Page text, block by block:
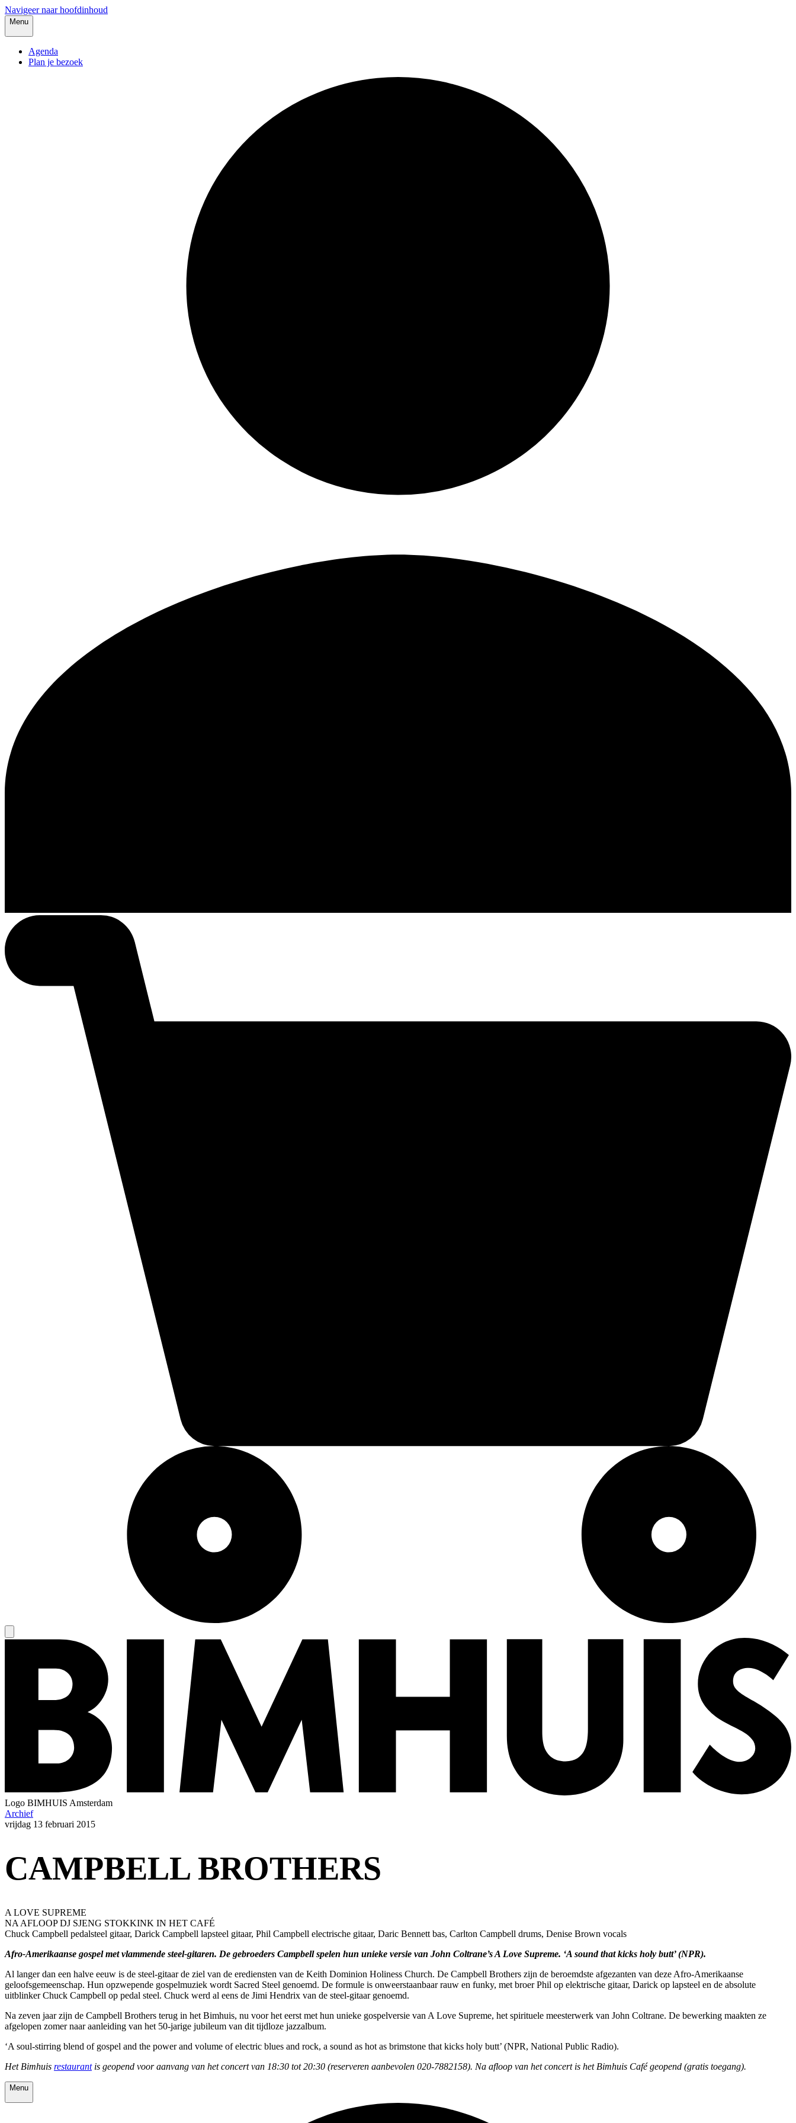
Navigeer naar hoofdinhoud
Menu
Agenda
Plan je bezoek
Logo BIMHUIS Amsterdam
Archief
vrijdag 13 februari 2015
CAMPBELL BROTHERS
A LOVE SUPREME
NA AFLOOP DJ SJENG STOKKINK IN HET CAFÉ
Chuck Campbell pedalsteel gitaar, Darick Campbell lapsteel gitaar, Phil Campbell electrische gitaar, Daric Bennett bas, Carlton Campbell drums, Denise Brown vocals
Afro-Amerikaanse gospel met vlammende steel-gitaren. De gebroeders Campbell spelen hun unieke versie van John Coltrane’s A Love Supreme. ‘A sound that kicks holy butt’ (NPR).
Al langer dan een halve eeuw is de steel-gitaar de ziel van de erediensten van de Keith Dominion Holiness Church. De Campbell Brothers zijn de beroemdste afgezanten van deze Afro-Amerikaanse
geloofsgemeenschap. Hun opzwepende gospelmuziek wordt Sacred Steel genoemd. De formule is onweerstaanbaar rauw en funky, met broer Phil op elektrische gitaar, Darick op lapsteel en de absolute
uitblinker Chuck Campbell op pedal steel. Chuck werd al eens de Jimi Hendrix van de steel-gitaar genoemd.
Na zeven jaar zijn de Campbell Brothers terug in het Bimhuis, nu voor het eerst met hun unieke gospelversie van A Love Supreme, het spirituele meesterwerk van John Coltrane. De bewerking maakten ze
afgelopen zomer naar aanleiding van het 50-jarige jubileum van dit tijdloze jazzalbum.
‘A soul-stirring blend of gospel and the power and volume of electric blues and rock, a sound as hot as brimstone that kicks holy butt’ (NPR, National Public Radio).
Het Bimhuis restaurantis geopend voor aanvang van het concert van 18:30 tot 20:30 (reserveren aanbevolen 020-7882158). Na afloop van het concert is het Bimhuis Café geopend (gratis toegang).
Menu